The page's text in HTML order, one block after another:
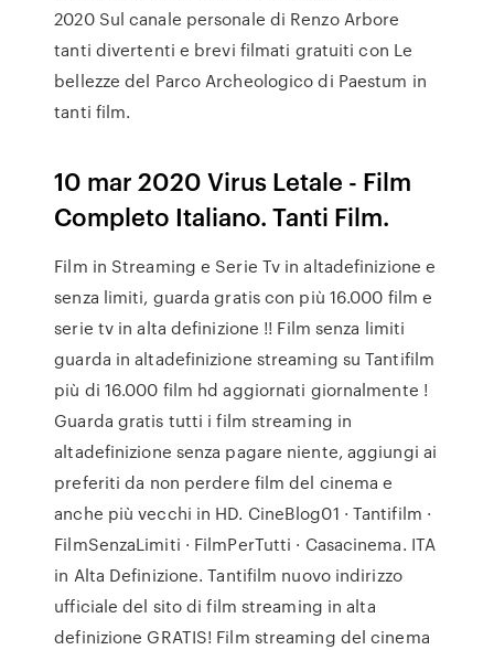
2020 Sul canale personale di Renzo Arbore
tanti divertenti e brevi filmati gratuiti con Le
bellezze del Parco Archeologico di Paestum in
tanti film.
10 mar 2020 Virus Letale - Film
Completo Italiano. Tanti Film.
Film in Streaming e Serie Tv in altadefinizione e
senza limiti, guarda gratis con più 16.000 film e
serie tv in alta definizione !! Film senza limiti
guarda in altadefinizione streaming su Tantifilm
più di 16.000 film hd aggiornati giornalmente !
Guarda gratis tutti i film streaming in
altadefinizione senza pagare niente, aggiungi ai
preferiti da non perdere film del cinema e
anche più vecchi in HD. CineBlog01 · Tantifilm ·
FilmSenzaLimiti · FilmPerTutti · Casacinema. ITA
in Alta Definizione. Tantifilm nuovo indirizzo
ufficiale del sito di film streaming in alta
definizione GRATIS! Film streaming del cinema